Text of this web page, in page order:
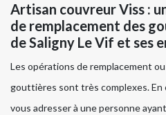
Artisan couvreur Viss :
de remplacement des
de Saligny Le Vif et ses
Les opérations de remplacement
gouttières sont très complexes.
vous adresser à une personne